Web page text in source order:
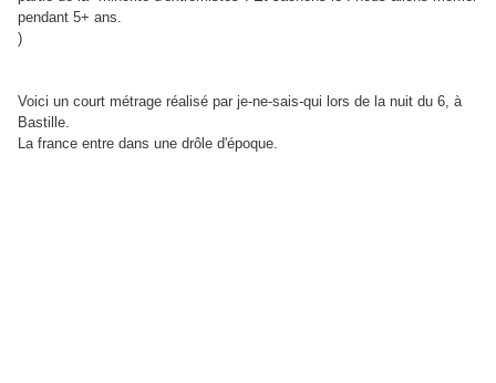
pendant 5+ ans.
)
Voici un court métrage réalisé par je-ne-sais-qui lors de la nuit du 6, à
Bastille.
La france entre dans une drôle d'époque.